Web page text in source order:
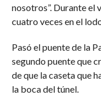
nosotros”. Durante
cuatro veces en el
Pasó el puente de la
segundo puente que
de que la caseta que
la boca del túnel.